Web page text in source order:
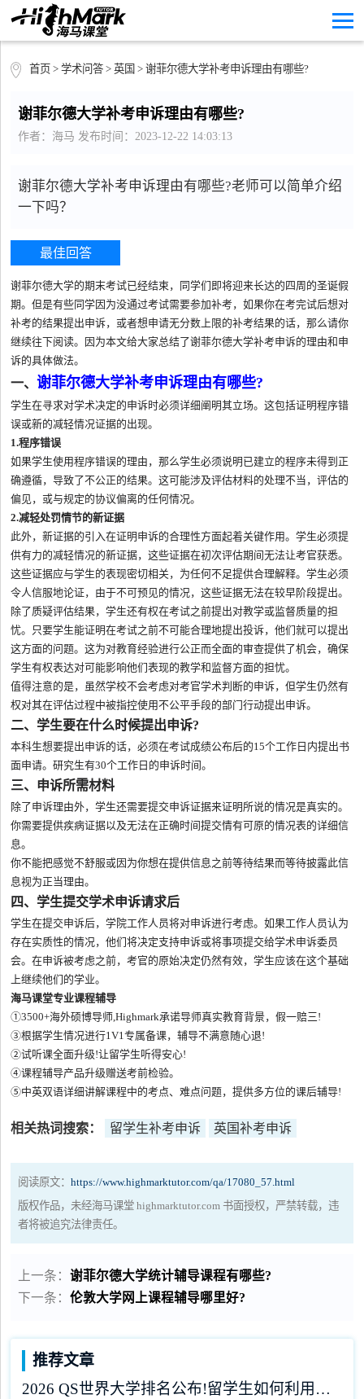
首页 > 学术问答> 英国 > 谢菲尔德大学补考申诉理由有哪些?
谢菲尔德大学补考申诉理由有哪些?
作者：海马 发布时间：2023-12-22 14:03:13
谢菲尔德大学补考申诉理由有哪些?老师可以简单介绍
一下吗？
最佳回答
谢菲尔德大学的期末考试已经结束，同学们即将迎来长达的四周的圣诞假
期。但是有些同学因为没通过考试需要参加补考，如果你在考完试后想对
补考的结果提出申诉，或者想申请无分数上限的补考结果的话，那么请你
继续往下阅读。因为本文给大家总结了谢菲尔德大学补考申诉的理由和申
诉的具体做法。
一、谢菲尔德大学补考申诉理由有哪些?
学生在寻求对学术决定的申诉时必须详细阐明其立场。这包括证明程序错
误或新的减轻情况证据的出现。
1.程序错误
如果学生使用程序错误的理由，那么学生必须说明已建立的程序未得到正
确遵循，导致了不公正的结果。这可能涉及评估材料的处理不当，评估的
偏见，或与规定的协议偏离的任何情况。
2.减轻处罚情节的新证据
此外，新证据的引入在证明申诉的合理性方面起着关键作用。学生必须提
供有力的减轻情况的新证据，这些证据在初次评估期间无法让考官获悉。
这些证据应与学生的表现密切相关，为任何不足提供合理解释。学生必须
令人信服地论证，由于不可预见的情况，这些证据无法在较早阶段提出。
除了质疑评估结果，学生还有权在考试之前提出对教学或监督质量的担
忧。只要学生能证明在考试之前不可能合理地提出投诉，他们就可以提出
这方面的问题。这为对教育经验进行公正而全面的审查提供了机会，确保
学生有权表达对可能影响他们表现的教学和监督方面的担忧。
值得注意的是，虽然学校不会考虑对考官学术判断的申诉，但学生仍然有
权对其在评估过程中被指控使用不公平手段的部门行动提出申诉。
二、学生要在什么时候提出申诉?
本科生想要提出申诉的话，必须在考试成绩公布后的15个工作日内提出书
面申请。研究生有30个工作日的申诉时间。
三、申诉所需材料
除了申诉理由外，学生还需要提交申诉证据来证明所说的情况是真实的。
你需要提供疾病证据以及无法在正确时间提交情有可原的情况表的详细信
息。
你不能把感觉不舒服或因为你想在提供信息之前等待结果而等待披露此信
息视为正当理由。
四、学生提交学术申诉请求后
学生在提交申诉后，学院工作人员将对申诉进行考虑。如果工作人员认为
存在实质性的情况，他们将决定支持申诉或将事项提交给学术申诉委员
会。在申诉被考虑之前，考官的原始决定仍然有效，学生应该在这个基础
上继续他们的学业。
海马课堂专业课程辅导
①3500+海外硕博导师,Highmark承诺导师真实教育背景，假一赔三!
③根据学生情况进行1V1专属备课，辅导不满意随心退!
②试听课全面升级!让留学生听得安心!
④课程辅导产品升级赠送考前检验。
⑤中英双语详细讲解课程中的考点、难点问题，提供多方位的课后辅导!
相关热词搜索： 留学生补考申诉 英国补考申诉
阅读原文：https://www.highmarktutor.com/qa/17080_57.html
版权作品，未经海马课堂 highmarktutor.com 书面授权，严禁转载，违
者将被追究法律责任。
上一条：谢菲尔德大学统计辅导课程有哪些?
下一条：伦敦大学网上课程辅导哪里好?
推荐文章
2026 QS世界大学排名公布!留学生如何利用榜单做好学业规划?